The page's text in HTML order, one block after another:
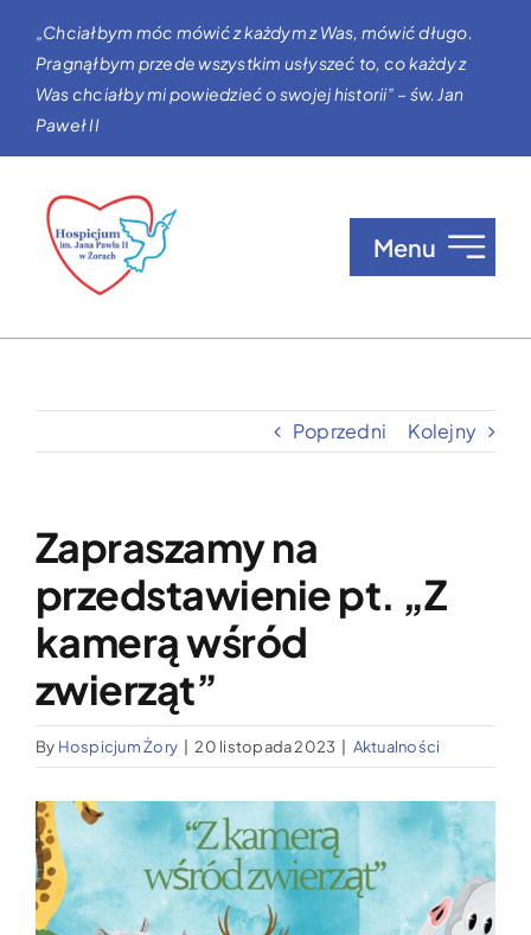
zawartości
„Chciałbym móc mówić z każdym z Was, mówić długo.
Pragnąłbym przede wszystkim usłyszeć to, co każdy z
Was chciałby mi powiedzieć o swojej historii” – św. Jan
Paweł II
Menu
Wypożyczalnia sprzętu medycznego
Aktualności
Jak możesz nam pomóc?
Poprzedni Kolejny
Zapraszamy na
przedstawienie pt. „Z
kamerą wśród
zwierząt”
By Hospicjum Żory 20 listopada 2023 Aktualności
Pokaż
większy
obrazek